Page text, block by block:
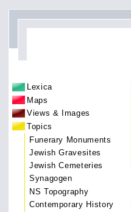
Lexica
Maps
Views & Images
Topics
Funerary Monuments
Jewish Gravesites
Jewish Cemeteries
Synagogen
NS Topography
Contemporary History